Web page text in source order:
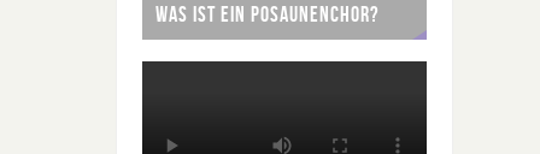
WAS IST EIN POSAUNENCHOR?